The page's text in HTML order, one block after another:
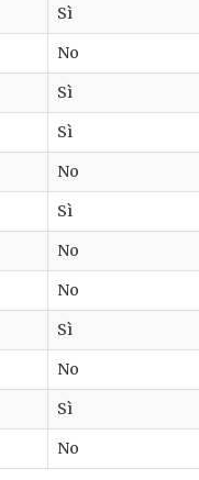
Sì
No
Sì
Sì
No
Sì
No
No
Sì
No
Sì
No